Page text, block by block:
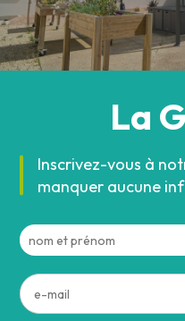
La
Inscrivez-vous à
manquer aucune